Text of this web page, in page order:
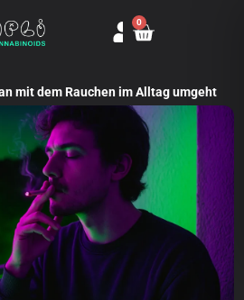
0
mit dem Rauchen im Alltag umgeht